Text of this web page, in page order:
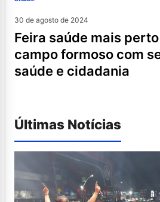
30 de agosto de 2024
feira saúde mais perto chega a
campo formoso com
saúde e cidadania
Últimas Notícias